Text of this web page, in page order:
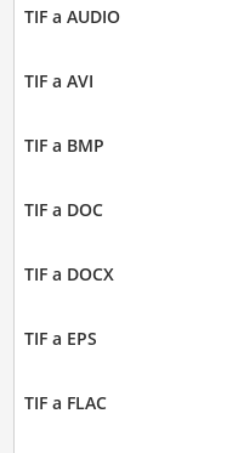
TIF a AUDIO
TIF a AVI
TIF a BMP
TIF a DOC
TIF a DOCX
TIF a EPS
TIF a FLAC